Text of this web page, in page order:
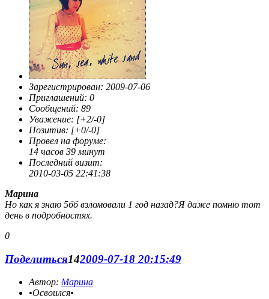
Зарегистрирован: 2009-07-06
Приглашений: 0
Сообщений: 89
Уважение: [+2/-0]
Позитив: [+0/-0]
Провел на форуме:
14 часов 39 минут
Последний визит:
2010-03-05 22:41:38
Марина
Но как я знаю 5бб взломовали 1 год назад?Я даже помню тот
день в подробностях.
0
Поделиться142009-07-18 20:15:49
Автор: Марина
•Освоился•